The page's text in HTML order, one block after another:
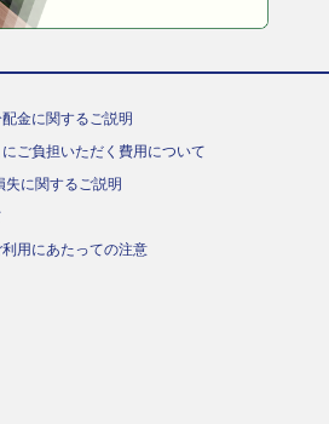
金に関するご説明
ご負担いただく費用について
に関するご説明
利用にあたっての注意